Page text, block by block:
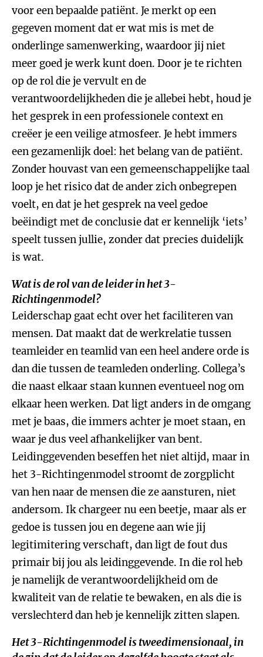
voor een bepaalde patiënt. Je merkt op een
gegeven moment dat er wat mis is met de
onderlinge samenwerking, waardoor jij niet
meer goed je werk kunt doen. Door je te richten
op de rol die je vervult en de
verantwoordelijkheden die je allebei hebt, houd je
het gesprek in een professionele context en
creëer je een veilige atmosfeer. Je hebt immers
een gezamenlijk doel: het belang van de patiënt.
Zonder houvast van een gemeenschappelijke taal
loop je het risico dat de ander zich onbegrepen
voelt, en dat je het gesprek na veel gedoe
beëindigt met de conclusie dat er kennelijk ‘iets’
speelt tussen jullie, zonder dat precies duidelijk
is wat.
Wat is de rol van de leider in het 3-
Richtingenmodel?
Leiderschap gaat echt over het faciliteren van
mensen. Dat maakt dat de werkrelatie tussen
teamleider en teamlid van een heel andere orde is
dan die tussen de teamleden onderling. Collega’s
die naast elkaar staan kunnen eventueel nog om
elkaar heen werken. Dat ligt anders in de omgang
met je baas, die immers achter je moet staan, en
waar je dus veel afhankelijker van bent.
Leidinggevenden beseffen het niet altijd, maar in
het 3-Richtingenmodel stroomt de zorgplicht
van hen naar de mensen die ze aansturen, niet
andersom. Ik chargeer nu een beetje, maar als er
gedoe is tussen jou en degene aan wie jij
legitimitering verschaft, dan ligt de fout dus
primair bij jou als leidinggevende. In die rol heb
je namelijk de verantwoordelijkheid om de
kwaliteit van de relatie te bewaken, en als die is
verslechterd dan heb je kennelijk zitten slapen.
Het 3-Richtingenmodel is tweedimensionaal, in